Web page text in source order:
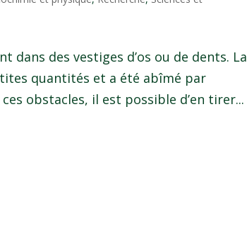
dans des vestiges d’os ou de dents. La
quantités et a été abîmé par
obstacles, il est possible d’en tirer...